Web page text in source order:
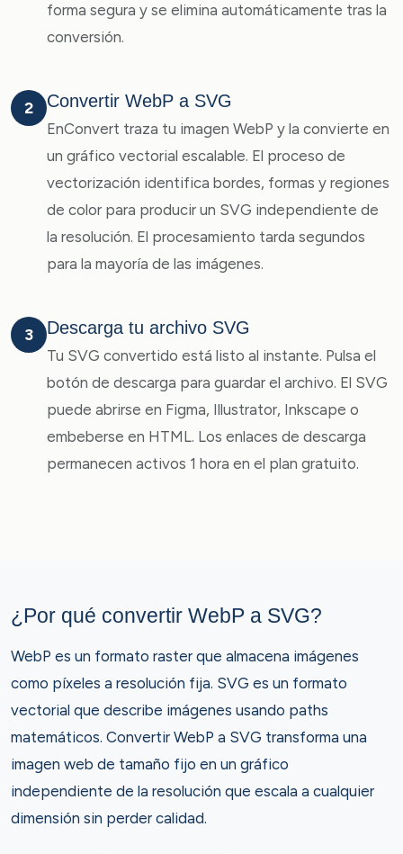
forma segura y se elimina automáticamente tras la
conversión.
2 Convertir WebP a SVG
EnConvert traza tu imagen WebP y la convierte en
un gráfico vectorial escalable. El proceso de
vectorización identifica bordes, formas y regiones
de color para producir un SVG independiente de
la resolución. El procesamiento tarda segundos
para la mayoría de las imágenes.
3 Descarga tu archivo SVG
Tu SVG convertido está listo al instante. Pulsa el
botón de descarga para guardar el archivo. El SVG
puede abrirse en Figma, Illustrator, Inkscape o
embeberse en HTML. Los enlaces de descarga
permanecen activos 1 hora en el plan gratuito.
¿Por qué convertir WebP a SVG?
WebP es un formato raster que almacena imágenes
como píxeles a resolución fija. SVG es un formato
vectorial que describe imágenes usando paths
matemáticos. Convertir WebP a SVG transforma una
imagen web de tamaño fijo en un gráfico
independiente de la resolución que escala a cualquier
dimensión sin perder calidad.